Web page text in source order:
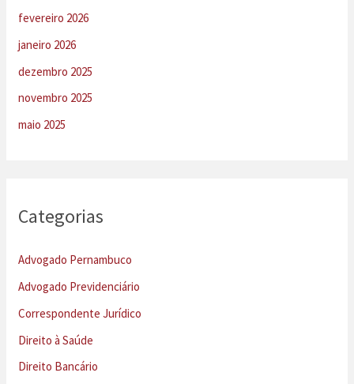
fevereiro 2026
janeiro 2026
dezembro 2025
novembro 2025
maio 2025
Categorias
Advogado Pernambuco
Advogado Previdenciário
Correspondente Jurídico
Direito à Saúde
Direito Bancário